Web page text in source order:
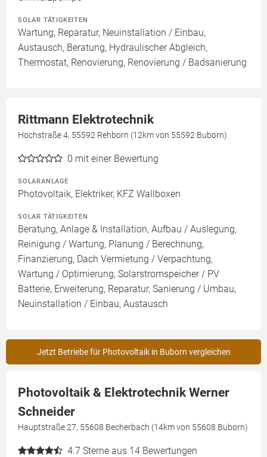
SOLAR TÄTIGKEITEN
Wartung, Reparatur, Neuinstallation / Einbau,
Austausch, Beratung, Hydraulischer Abgleich,
Thermostat, Renovierung, Renovierung / Badsanierung
Rittmann Elektrotechnik
Hochstraße 4, 55592 Rehborn (12km von 55592 Buborn)
0 mit einer Bewertung
SOLARANLAGE
Photovoltaik, Elektriker, KFZ Wallboxen
SOLAR TÄTIGKEITEN
Beratung, Anlage & Installation, Aufbau / Auslegung,
Reinigung / Wartung, Planung / Berechnung,
Finanzierung, Dach Vermietung / Verpachtung,
Wartung / Optimierung, Solarstromspeicher / PV
Batterie, Erweiterung, Reparatur, Sanierung / Umbau,
Neuinstallation / Einbau, Austausch
Jetzt Betriebe für Photovoltaik in Buborn vergleichen
Photovoltaik & Elektrotechnik Werner
Schneider
Hauptstraße 27, 55608 Becherbach (14km von 55608 Buborn)
4.7 Sterne aus 14 Bewertungen